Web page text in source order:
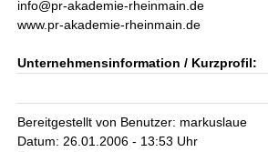
info@pr-akademie-rheinmain.de
www.pr-akademie-rheinmain.de
Unternehmensinformation / Kurzprofil:
Bereitgestellt von Benutzer: markuslaue
Datum: 26.01.2006 - 13:53 Uhr